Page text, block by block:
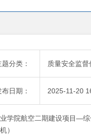
题分类： 质量安全监督
布日期： 2025-11-20
学院航空二期建设项目—
）